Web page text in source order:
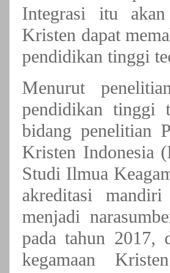
Integrasi itu
Kristen dapat
pendidikan tinggi
Menurut
pendidikan tinggi
bidang penelitian
Kristen Indonesia
Studi Ilmua
akreditasi
menjadi
pada tahun 2017,
kegamaan